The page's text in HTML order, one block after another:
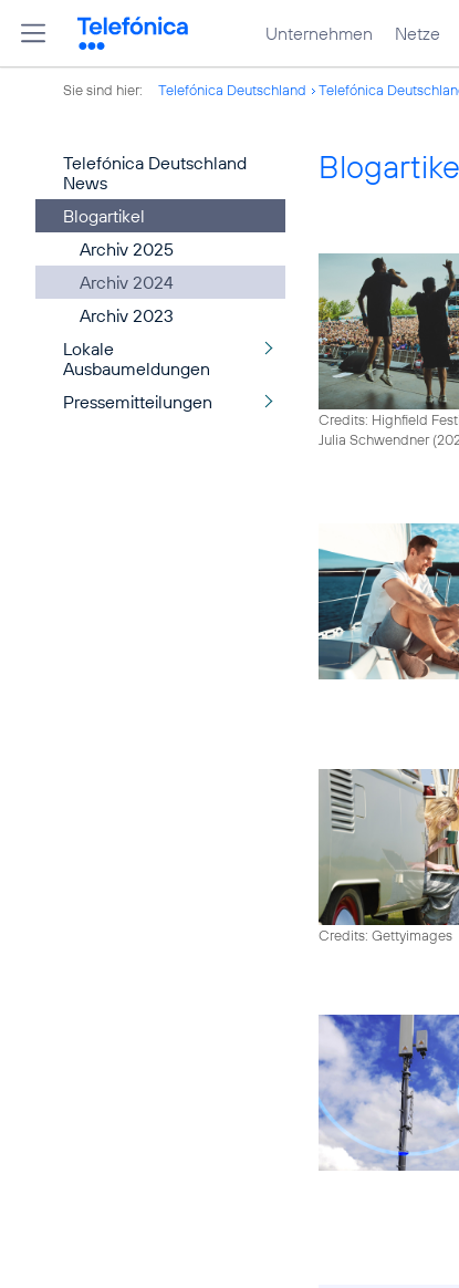
Unternehmen Netze
Sie sind hier: Telefónica Deutschland Telefónica
Telefónica Deutschland
News
Blogartikel
Archiv 2025
Archiv 2024
Archiv 2023
Lokale
Ausbaumeldungen
Pressemitteilungen
Credits: Highfield
Julia Schwendner
Credits: Gettyimages